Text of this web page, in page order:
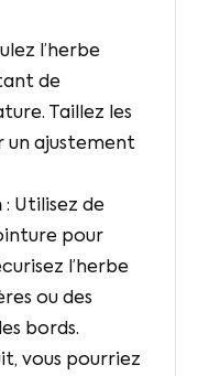
l’herbe
de
Taillez les
un ajustement
: Utilisez de
pour
l’herbe
ou des
bords.
vous pourriez